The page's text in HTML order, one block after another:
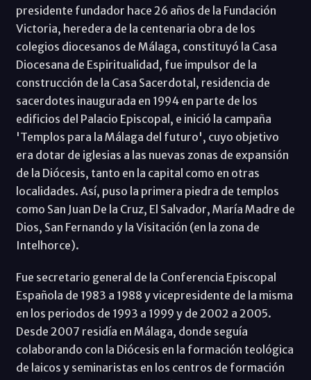
presidente fundador hace 26 años de la Fundación
Victoria, heredera de la centenaria obra de los
colegios diocesanos de Málaga, constituyó la Casa
Diocesana de Espiritualidad, fue impulsor de la
construcción de la Casa Sacerdotal, residencia de
sacerdotes inaugurada en 1994 en parte de los
edificios del Palacio Episcopal, e inició la campaña
'Templos para la Málaga del futuro', cuyo objetivo
era dotar de iglesias a las nuevas zonas de expansión
de la Diócesis, tanto en la capital como en otras
localidades. Así, puso la primera piedra de templos
como San Juan De la Cruz, El Salvador, María Madre de
Dios, San Fernando y la Visitación (en la zona de
Intelhorce).
Fue secretario general de la Conferencia Episcopal
Española de 1983 a 1988 y vicepresidente de la misma
en los periodos de 1993 a 1999 y de 2002 a 2005.
Desde 2007 residía en Málaga, donde seguía
colaborando con la Diócesis en la formación teológica
de laicos y seminaristas en los centros de formación